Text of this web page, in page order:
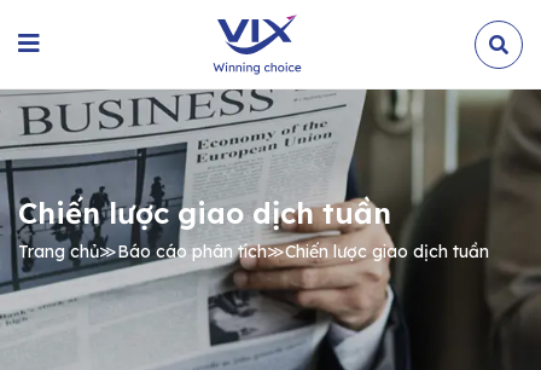
Chiến lược giao dịch tuần
Trang chủ≫Báo cáo phân tích≫Chiến lược giao dịch tuần